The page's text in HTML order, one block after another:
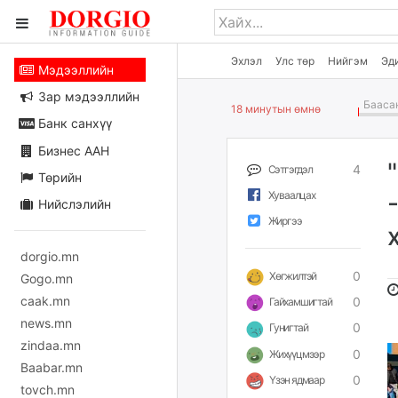
Эхлэл Улс төр Нийгэм
Мэдээллийн
Зар мэдээллийн
Банк санхүү
Бизнес ААН
Төрийн
Нийслэлийн
dorgio.mn
Gogo.mn
caak.mn
news.mn
zindaa.mn
Baabar.mn
tovch.mn
18 минутын өмнө
Сэтгэгдэл 4
Хуваалцах
Жиргээ
Хөгжилтэй 0
Гайхамшигтай 0
Гунигтай 0
Жихүүцмээр 0
Үзэн ядмаар 0